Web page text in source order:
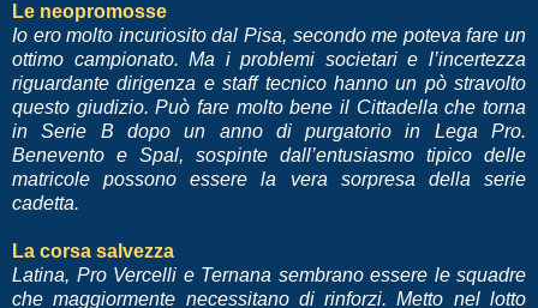
Le neopromosse
Io ero molto incuriosito dal Pisa, secondo me poteva fare un
ottimo campionato. Ma i problemi societari e l’incertezza
riguardante dirigenza e staff tecnico hanno un pò stravolto
questo giudizio. Può fare molto bene il Cittadella che torna
in Serie B dopo un anno di purgatorio in Lega Pro.
Benevento e Spal, sospinte dall’entusiasmo tipico delle
matricole possono essere la vera sorpresa della serie
cadetta.
La corsa salvezza
Latina, Pro Vercelli e Ternana sembrano essere le squadre
che maggiormente necessitano di rinforzi. Metto nel lotto